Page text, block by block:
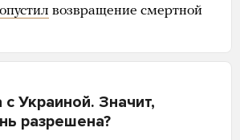
возвращение смертной
Украиной. Значит,
разрешена?